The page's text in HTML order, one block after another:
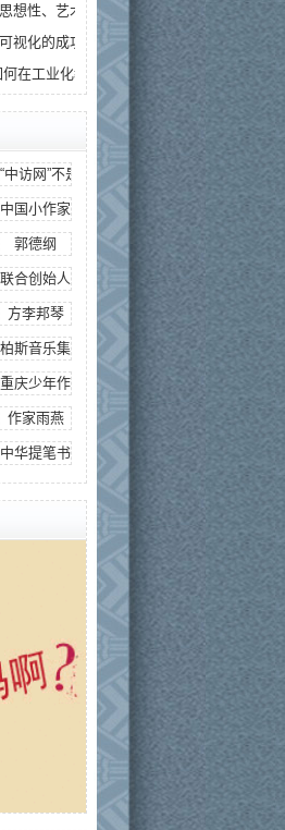
想性、艺术性和可朗诵性俱佳...
视化的成功案例（倒背三十...
在工业化教育中保存文学...
“中访网”不是中访
人
中国小作家导刊
郭德纲
联合创始人赵波
方李邦琴
柏斯音乐集团总裁吴天延
重庆少年作家
作家雨燕
中华提笔书法